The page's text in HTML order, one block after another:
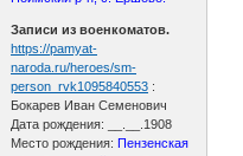
Записи из военкоматов.
https://pamyat-
naroda.ru/heroes/sm-
person_rvk1095840553 :
Бокарев Иван Семенович
Дата рождения: __.__.1908
Место рождения:Пензенская